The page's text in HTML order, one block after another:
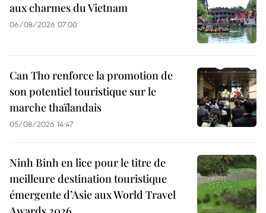
aux charmes du Vietnam
06/08/2026 07:00
Can Tho renforce la promotion de
son potentiel touristique sur le
marche thaïlandais
05/08/2026 14:47
Ninh Binh en lice pour le titre de
meilleure destination touristique
émergente d’Asie aux World Travel